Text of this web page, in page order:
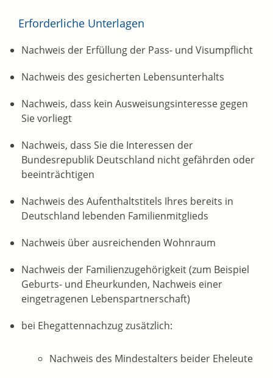
Erforderliche Unterlagen
Nachweis der Erfüllung der Pass- und Visumpflicht
Nachweis des gesicherten Lebensunterhalts
Nachweis, dass kein Ausweisungsinteresse gegen
Sie vorliegt
Nachweis, dass Sie die Interessen der
Bundesrepublik Deutschland nicht gefährden oder
beeinträchtigen
Nachweis des Aufenthaltstitels Ihres bereits in
Deutschland lebenden Familienmitglieds
Nachweis über ausreichenden Wohnraum
Nachweis der Familienzugehörigkeit (zum Beispiel
Geburts- und Eheurkunden, Nachweis einer
eingetragenen Lebenspartnerschaft)
bei Ehegattennachzug zusätzlich:
Nachweis des Mindestalters beider Eheleute